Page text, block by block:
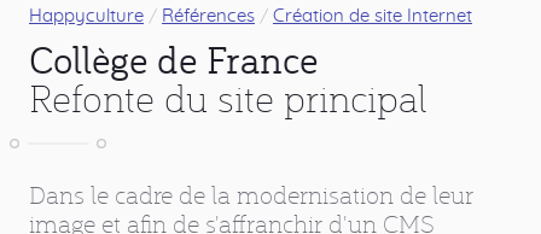
principal
Blog
Réseaux
sociaux
Drupal Twitter Github
Fil
d'Ariane
Happyculture Références Création de site Internet
Collège de France
Refonte du site principal
Dans le cadre de la modernisation de leur
image et afin de s'affranchir d'un CMS